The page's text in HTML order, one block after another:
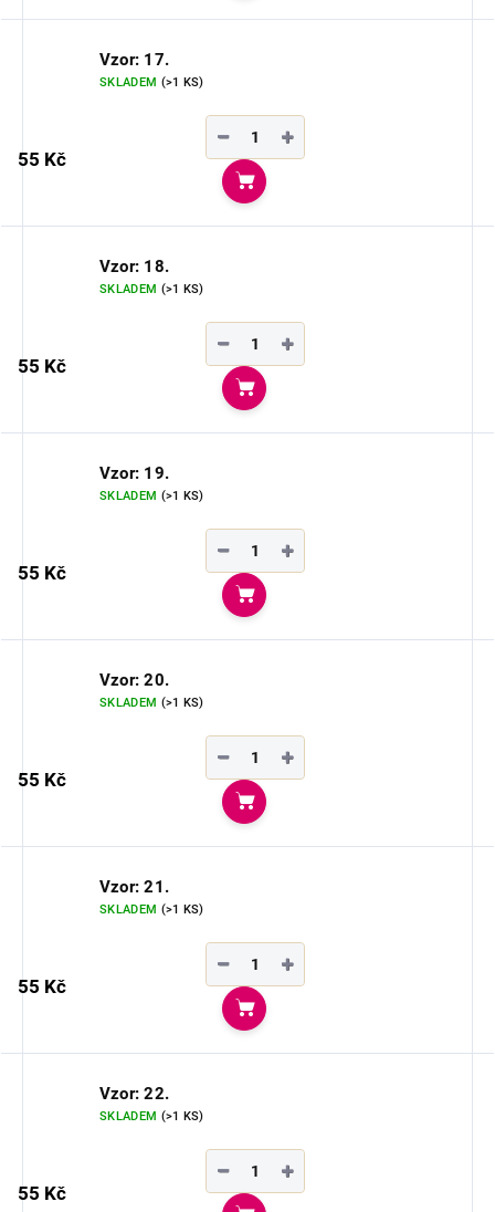
Vzor: 17.
SKLADEM (>1 KS)
55 Kč
+
−
Do košíku
Vzor: 18.
SKLADEM (>1 KS)
55 Kč
+
−
Do košíku
Vzor: 19.
SKLADEM (>1 KS)
55 Kč
+
−
Do košíku
Vzor: 20.
SKLADEM (>1 KS)
55 Kč
+
−
Do košíku
Vzor: 21.
SKLADEM (>1 KS)
55 Kč
+
−
Do košíku
Vzor: 22.
SKLADEM (>1 KS)
55 Kč
+
−